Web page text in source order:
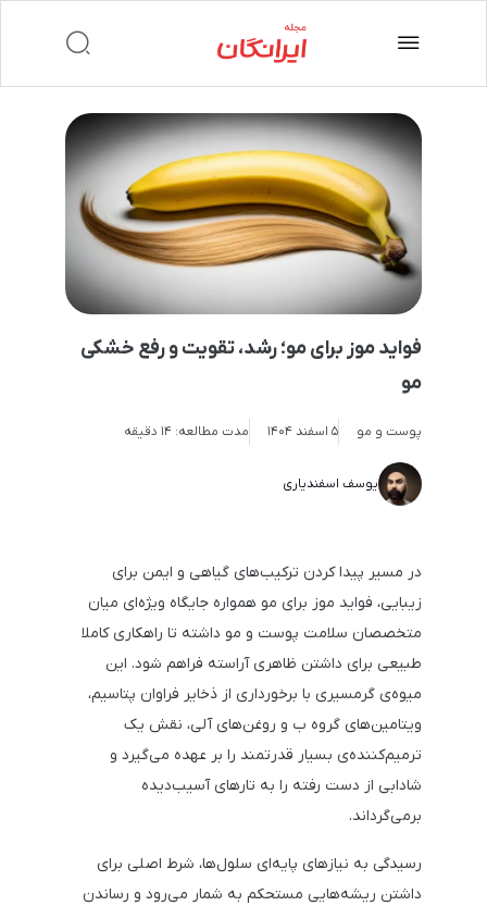
فواید موز برای مو؛ رشد، تقویت و رفع خشکی
مو
پوست و مو 5 اسفند 1404 مدت مطالعه: ۱۴ دقیقه
یوسف اسفندیاری
در مسیر پیدا کردن ترکیب‌های گیاهی و ایمن برای
زیبایی، فواید موز برای مو همواره جایگاه ویژه‌ای میان
متخصصان سلامت پوست و مو داشته تا راهکاری کاملا
طبیعی برای داشتن ظاهری آراسته فراهم شود. این
میوه‌ی گرمسیری با برخورداری از ذخایر فراوان پتاسیم،
ویتامین‌های گروه ب و روغن‌های آلی، نقش یک
ترمیم‌کننده‌ی بسیار قدرتمند را بر عهده می‌گیرد و
شادابی از دست رفته را به تارهای آسیب‌دیده
برمی‌گرداند.
رسیدگی به نیازهای پایه‌ای سلول‌ها، شرط اصلی برای
داشتن ریشه‌هایی مستحکم به شمار می‌رود و رساندن